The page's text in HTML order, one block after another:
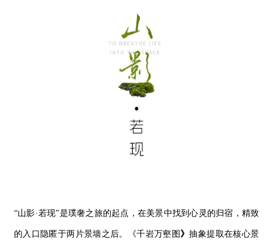
“山影·若现”是璞奢之旅的起点，在美景中找到心灵的归宿， 精致
的入口隐匿于两片景墙之后。《千岩万壑图 》抽象提取在核心景